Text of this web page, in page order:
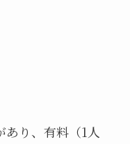
あり、有料（1人